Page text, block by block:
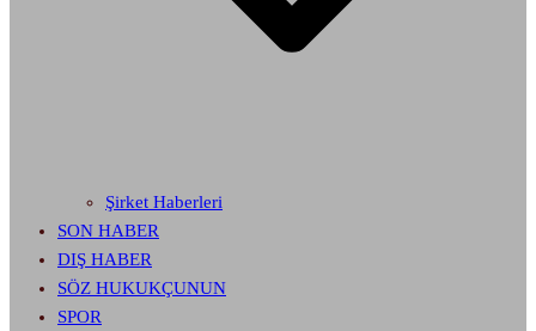
Şirket Haberleri
SON HABER
DIŞ HABER
SÖZ HUKUKÇUNUN
SPOR